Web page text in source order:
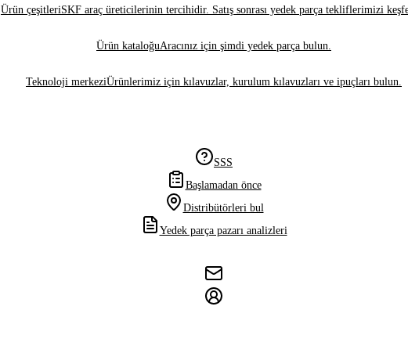
Ürün çeşitleriSKF araç üreticilerinin tercihidir. Satış sonrası yedek parça tekliflerimizi
Ürün kataloğuAracınız için şimdi yedek parça bulun.
Teknoloji merkeziÜrünlerimiz için kılavuzlar, kurulum kılavuzları ve ipuçları bulun.
SSS
Başlamadan önce
Distribütörleri bul
Yedek parça pazarı analizleri